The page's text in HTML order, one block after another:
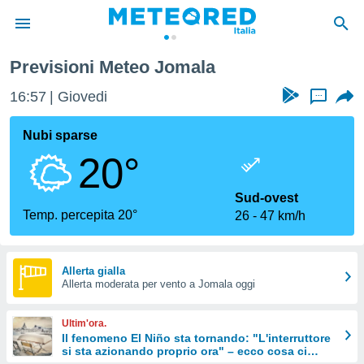
di
per
le
di
Web
le
Previsioni Meteo Jomala
16:57 Giovedi ...
Nubi sparse
20°
Temp. percepita 20°
Sud-ovest
26
47 km/h
Allerta gialla
Allerta moderata per vento a Jomala oggi
Ultim'ora.
Il fenomeno El Niño sta tornando: "L'interruttore
si sta azionando proprio ora" – ecco cosa ci